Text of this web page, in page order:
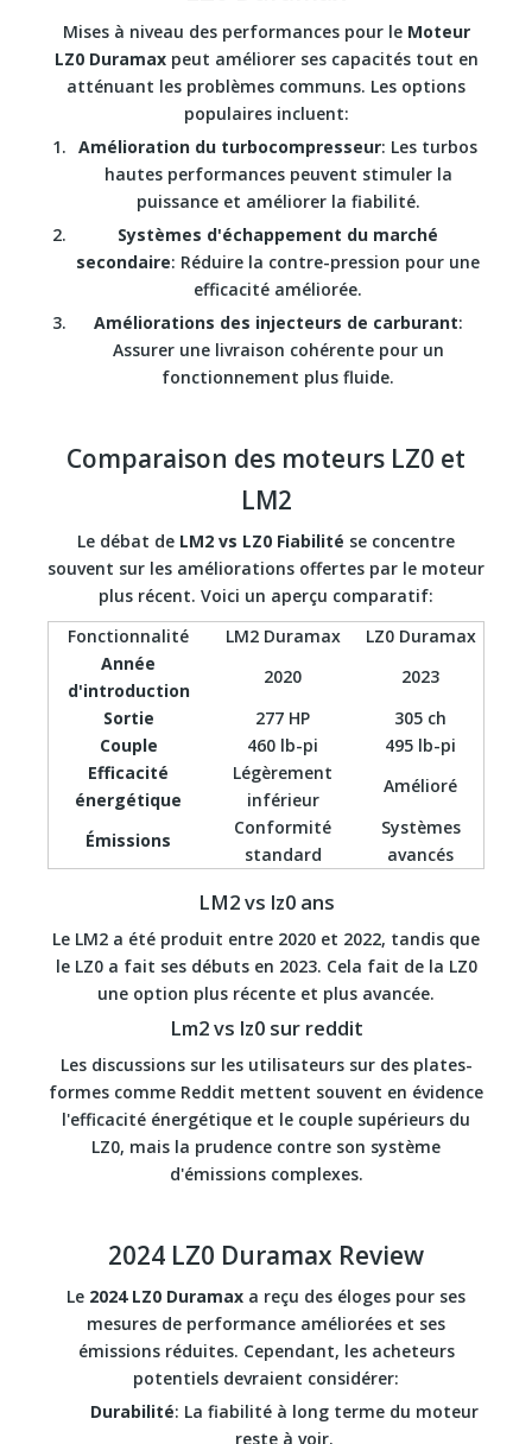
Mises à niveau des performances pour le Moteur
LZ0 Duramaxpeut améliorer ses capacités tout en
atténuant les problèmes communs. Les options
populaires incluent:
Amélioration du turbocompresseur: Les turbos
hautes performances peuvent stimuler la
puissance et améliorer la fiabilité.
Systèmes d'échappement du marché
secondaire: Réduire la contre-pression pour une
efficacité améliorée.
Améliorations des injecteurs de carburant:
Assurer une livraison cohérente pour un
fonctionnement plus fluide.
Comparaison des moteurs LZ0 et
LM2
Le débat de LM2 vs LZ0 Fiabilité se concentre
souvent sur les améliorations offertes par le moteur
plus récent. Voici un aperçu comparatif:
Fonctionnalité
LM2 Duramax
LZ0 Duramax
Année
d'introduction
2020
2023
Sortie
277 HP
305 ch
Couple
460 lb-pi
495 lb-pi
Efficacité
énergétique
Légèrement
inférieur
Amélioré
Émissions
Conformité
standard
Systèmes
avancés
LM2 vs lz0 ans
Le LM2 a été produit entre 2020 et 2022, tandis que
le LZ0 a fait ses débuts en 2023. Cela fait de la LZ0
une option plus récente et plus avancée.
Lm2 vs lz0 sur reddit
Les discussions sur les utilisateurs sur des plates-
formes comme Reddit mettent souvent en évidence
l'efficacité énergétique et le couple supérieurs du
LZ0, mais la prudence contre son système
d'émissions complexes.
2024 LZ0 Duramax Review
Le 2024 LZ0 Duramax a reçu des éloges pour ses
mesures de performance améliorées et ses
émissions réduites. Cependant, les acheteurs
potentiels devraient considérer:
Durabilité: La fiabilité à long terme du moteur
reste à voir.